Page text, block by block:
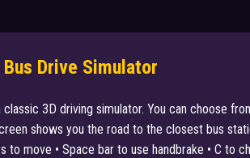
Drive Simulator
classic 3D driving simulator. You can choose
shows you the road to the closest bus
to move • Space bar to use handbrake • C to